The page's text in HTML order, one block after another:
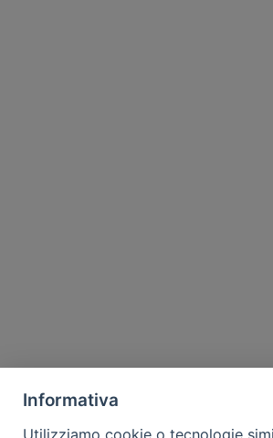
Informativa
Utilizziamo cookie o tecnologie